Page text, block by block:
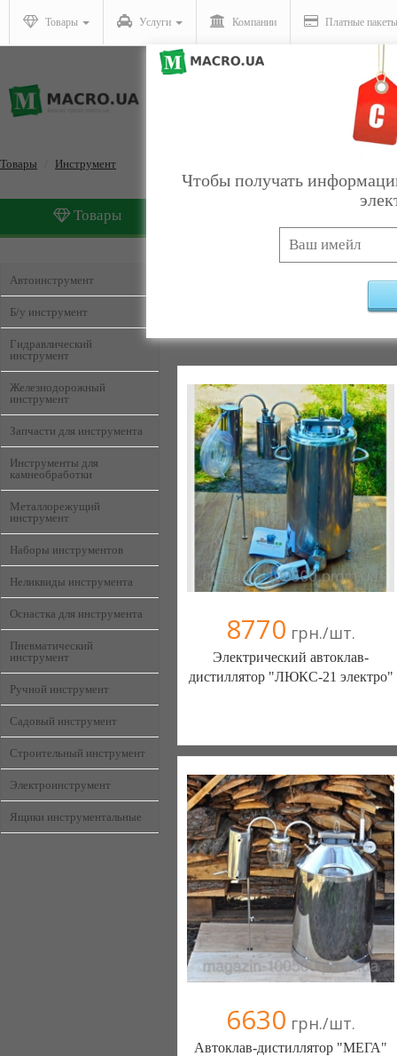
Товары Услуги Компании Платные пакеты
Товары Инструмент
Товары
Автоинструмент
Б/у инструмент
Гидравлический
инструмент
Железнодорожный
инструмент
Запчасти для инструмента
Инструменты для
камнеобработки
Металлорежущий
инструмент
Наборы инструментов
Неликвиды инструмента
Оснастка для инструмента
Пневматический
инструмент
Ручной инструмент
Садовый инструмент
Строительный инструмент
Электроинструмент
Ящики инструментальные
8770 грн./шт.
Электрический автоклав-
дистиллятор "ЛЮКС-21 электро"
(097) 238-17-41
6630 грн./шт.
Автоклав-дистиллятор "МЕГА"
Чтобы получать